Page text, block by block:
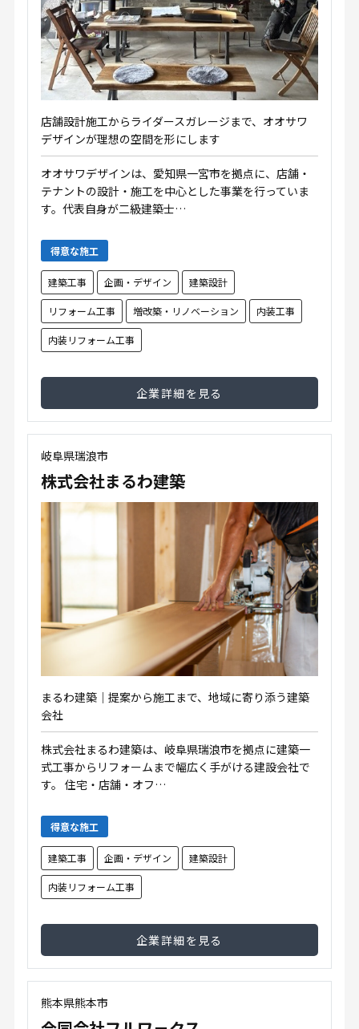
店舗設計施工からライダースガレージまで、オオサワ
デザインが理想の空間を形にします
オオサワデザインは、愛知県一宮市を拠点に、店舗・
テナントの設計・施工を中心とした事業を行っていま
す。代表自身が二級建築士…
得意な施工
建築工事 企画・デザイン 建築設計
リフォーム工事 増改築・リノベーション 内装工事
内装リフォーム工事
企業詳細を見る
岐阜県瑞浪市
株式会社まるわ建築
まるわ建築｜提案から施工まで、地域に寄り添う建築
会社
株式会社まるわ建築は、岐阜県瑞浪市を拠点に建築一
式工事からリフォームまで幅広く手がける建設会社で
す。 住宅・店舗・オフ…
得意な施工
建築工事 企画・デザイン 建築設計
内装リフォーム工事
企業詳細を見る
熊本県熊本市